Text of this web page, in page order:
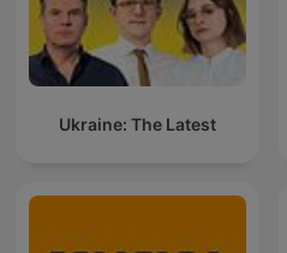
Ukraine: The Latest